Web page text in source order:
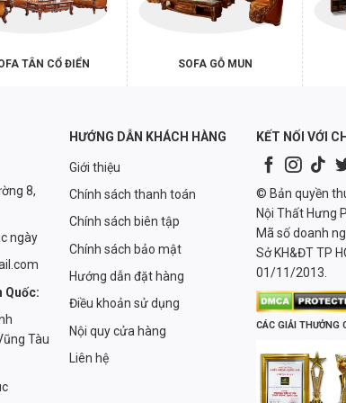
TÂN CỔ ĐIỂN SOFA GỖ MUN
8,
ngày
Quốc:
Tàu
HƯỚNG DẪN KHÁCH HÀNG
Giới thiệu
Chính sách thanh toán
Chính sách biên tập
Chính sách bảo mật
Hướng dẫn đặt hàng
Điều khoản sử dụng
Nội quy cửa hàng
Liên hệ
KẾT NỐI VỚI
© Bản quyền
Nội Thất Hưng
Mã số doanh
Sở KH&ĐT TP
01/11/2013.
CÁC GIẢI THƯỞNG